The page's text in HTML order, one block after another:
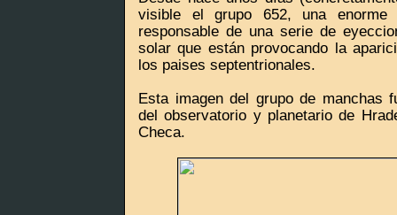
visible el grupo 652, una
responsable de una serie de
solar que están provocando la
los paises septentrionales.
Esta imagen del grupo de manchas
del observatorio y planetario de
Checa.